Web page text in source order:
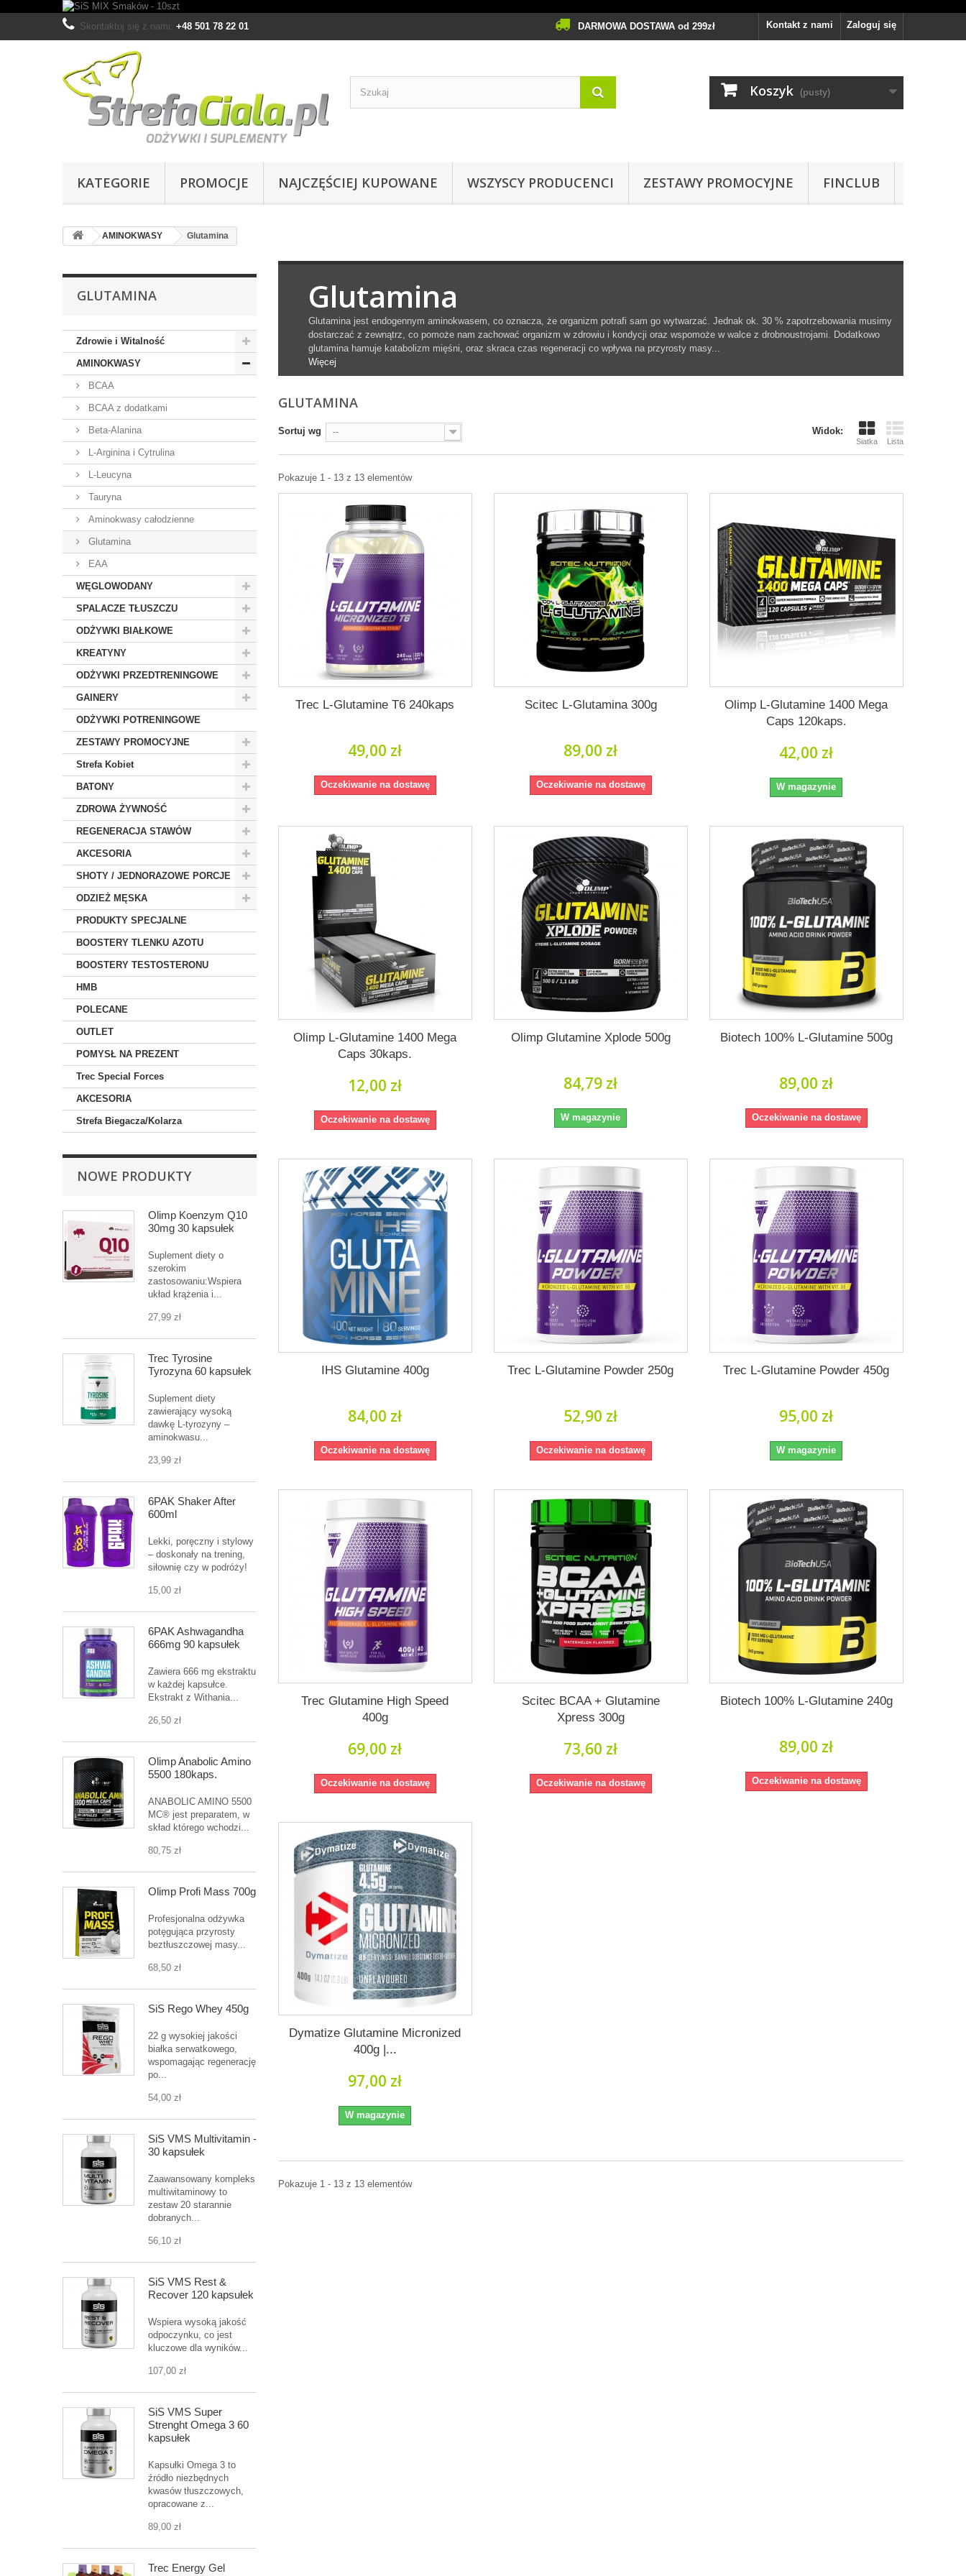
Zaloguj się
Kontakt z nami
Skontaktuj się z nami: +48 501 78 22 01 DARMOWA DOSTAWA od 299zł
Koszyk (pusty)
KATEGORIE PROMOCJE NAJCZĘŚCIEJ KUPOWANE WSZYSCY PRODUCENCI ZESTAWY PROMOCYJNE FINCLUB
AMINOKWASY Glutamina
GLUTAMINA
Zdrowie i Witalność
AMINOKWASY
BCAA
BCAA z dodatkami
Beta-Alanina
L-Arginina i Cytrulina
L-Leucyna
Tauryna
Aminokwasy całodzienne
Glutamina
EAA
WĘGLOWODANY
SPALACZE TŁUSZCZU
ODŻYWKI BIAŁKOWE
KREATYNY
ODŻYWKI PRZEDTRENINGOWE
GAINERY
ODŻYWKI POTRENINGOWE
ZESTAWY PROMOCYJNE
Strefa Kobiet
BATONY
ZDROWA ŻYWNOŚĆ
REGENERACJA STAWÓW
AKCESORIA
SHOTY / JEDNORAZOWE PORCJE
ODZIEŻ MĘSKA
PRODUKTY SPECJALNE
BOOSTERY TLENKU AZOTU
BOOSTERY TESTOSTERONU
HMB
POLECANE
OUTLET
POMYSŁ NA PREZENT
Trec Special Forces
AKCESORIA
Strefa Biegacza/Kolarza
NOWE PRODUKTY
Olimp Koenzym Q10
30mg 30 kapsułek
Suplement diety o
szerokim
zastosowaniu:Wspiera
układ krążenia i...
27,99 zł
Trec Tyrosine
Tyrozyna 60 kapsułek
Suplement diety
zawierający wysoką
dawkę L-tyrozyny –
aminokwasu...
23,99 zł
6PAK Shaker After
600ml
Lekki, poręczny i stylowy
– doskonały na trening,
siłownię czy w podróży!
15,00 zł
6PAK Ashwagandha
666mg 90 kapsułek
Zawiera 666 mg ekstraktu
w każdej kapsułce.
Ekstrakt z Withania...
26,50 zł
Olimp Anabolic Amino
5500 180kaps.
ANABOLIC AMINO 5500
MC® jest preparatem, w
skład którego wchodzi...
80,75 zł
Olimp Profi Mass 700g
Profesjonalna odżywka
potęgująca przyrosty
beztłuszczowej masy...
68,50 zł
SiS Rego Whey 450g
22 g wysokiej jakości
białka serwatkowego,
wspomagając regenerację
po...
54,00 zł
SiS VMS Multivitamin -
30 kapsułek
Zaawansowany kompleks
multiwitaminowy to
zestaw 20 starannie
dobranych...
56,10 zł
SiS VMS Rest &
Recover 120 kapsułek
Wspiera wysoką jakość
odpoczynku, co jest
kluczowe dla wyników...
107,00 zł
SiS VMS Super
Strenght Omega 3 60
kapsułek
Kapsułki Omega 3 to
źródło niezbędnych
kwasów tłuszczowych,
opracowane z...
89,00 zł
Trec Energy Gel
Glutamina
Glutamina jest endogennym aminokwasem, co oznacza, że organizm potrafi sam go wytwarzać. Jednak ok. 30 % zapotrzebowania musimy
dostarczać z zewnątrz, co pomoże nam zachować organizm w zdrowiu i kondycji oraz wspomoże w walce z drobnoustrojami. Dodatkowo
glutamina hamuje katabolizm mięśni, oraz skraca czas regeneracji co wpływa na przyrosty masy...
Więcej
GLUTAMINA
Widok:
Siatka Lista
Sortuj wg --
Pokazuje 1 - 13 z 13 elementów
Trec L-Glutamine T6 240kaps
49,00 zł
Oczekiwanie na dostawę
Scitec L-Glutamina 300g
89,00 zł
Oczekiwanie na dostawę
Olimp L-Glutamine 1400 Mega
Caps 120kaps.
42,00 zł
W magazynie
Olimp L-Glutamine 1400 Mega
Caps 30kaps.
12,00 zł
Oczekiwanie na dostawę
Olimp Glutamine Xplode 500g
84,79 zł
W magazynie
Biotech 100% L-Glutamine 500g
89,00 zł
Oczekiwanie na dostawę
IHS Glutamine 400g
84,00 zł
Oczekiwanie na dostawę
Trec L-Glutamine Powder 250g
52,90 zł
Oczekiwanie na dostawę
Trec L-Glutamine Powder 450g
95,00 zł
W magazynie
Trec Glutamine High Speed
400g
69,00 zł
Oczekiwanie na dostawę
Scitec BCAA + Glutamine
Xpress 300g
73,60 zł
Oczekiwanie na dostawę
Biotech 100% L-Glutamine 240g
89,00 zł
Oczekiwanie na dostawę
Dymatize Glutamine Micronized
400g |...
97,00 zł
W magazynie
Pokazuje 1 - 13 z 13 elementów